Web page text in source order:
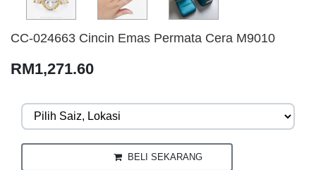
CC-024663 Cincin Emas Permata Cera M9010
RM1,271.60
BELI SEKARANG